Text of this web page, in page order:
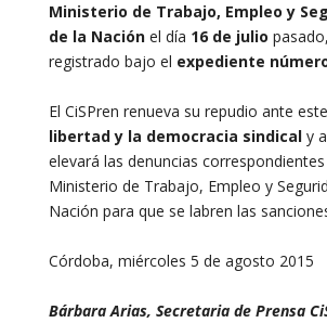
Ministerio de Trabajo, Empleo y
de la Naciónel día 16 de julio
registrado bajo el expediente
El CiSPren renueva su repudio ante este
libertad y la democracia sindicaly
elevará las denuncias
Ministerio de Trabajo, Empleo y
Nación para que se labren las
Córdoba, miércoles 5 de agosto 2015
Bárbara Arias, Secretaria de Prensa